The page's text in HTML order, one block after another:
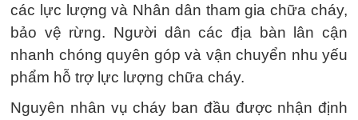
các lực lượng và Nhân dân tham gia chữa cháy,
bảo vệ rừng. Người dân các địa bàn lân cận
nhanh chóng quyên góp và vận chuyển nhu yếu
phẩm hỗ trợ lực lượng chữa cháy.
Nguyên nhân vụ cháy ban đầu được nhận định